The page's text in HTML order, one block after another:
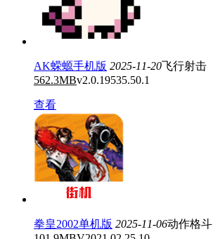
AK蝾螈手机版 2025-11-20飞行射击
562.3MBv2.0.19535.50.1
查看
拳皇2002单机版 2025-11-06动作格斗